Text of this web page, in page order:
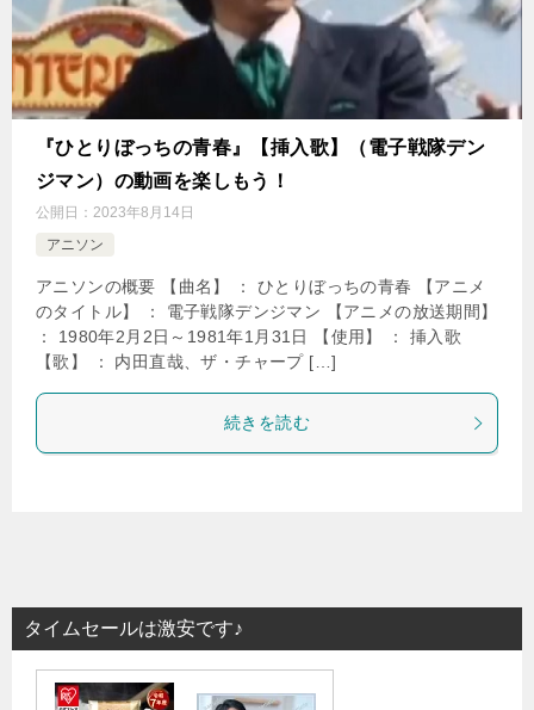
『ひとりぼっちの青春』【挿入歌】（電子戦隊デン
ジマン）の動画を楽しもう！
公開日： 2023年8月14日
アニソン
アニソンの概要 【曲名】 ： ひとりぼっちの青春 【アニメ
のタイトル】 ： 電子戦隊デンジマン 【アニメの放送期間】
： 1980年2月2日～1981年1月31日 【使用】 ： 挿入歌
【歌】 ： 内田直哉、ザ・チャープ […]
続きを読む
タイムセールは激安です♪